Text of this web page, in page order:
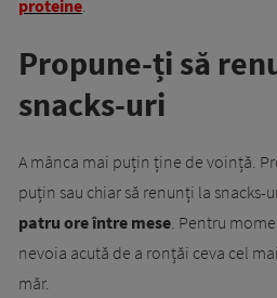
proteine.
Propune-ți să
snacks-uri
A mânca mai puțin ține de voință.
puțin sau chiar să renunți la snacks-
patru ore între mese. Pentru
nevoia acută de a ronțăi ceva cel
măr.